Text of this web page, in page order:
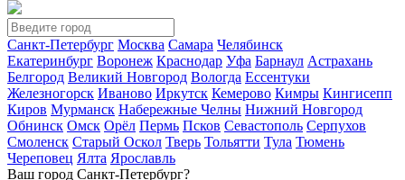
Санкт-Петербург Москва Самара Челябинск
Екатеринбург Воронеж Краснодар Уфа Барнаул Астрахань
Белгород Великий Новгород Вологда Ессентуки
Железногорск Иваново Иркутск Кемерово Кимры Кингисепп
Киров Мурманск Набережные Челны Нижний Новгород
Обнинск Омск Орёл Пермь Псков Севастополь Серпухов
Смоленск Старый Оскол Тверь Тольятти Тула Тюмень
Череповец Ялта Ярославль
Ваш город Санкт-Петербург?